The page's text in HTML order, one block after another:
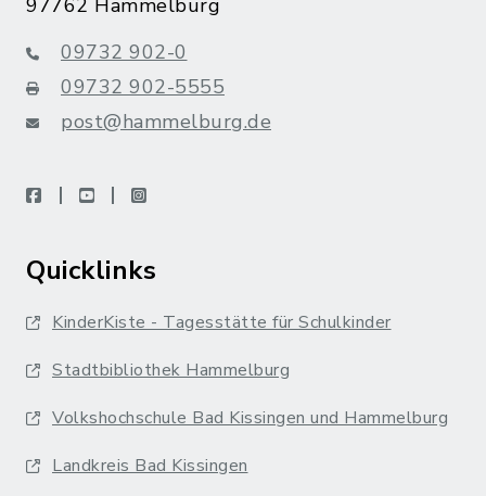
97762 Hammelburg
09732 902-0
09732 902-5555
post@hammelburg.de
facebookyoutubeinstagram
Quicklinks
KinderKiste - Tagesstätte für Schulkinder
Stadtbibliothek Hammelburg
Volkshochschule Bad Kissingen und Hammelburg
Landkreis Bad Kissingen